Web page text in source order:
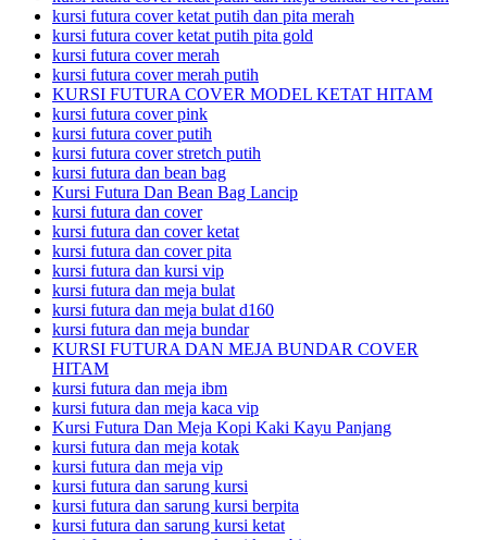
kursi futura cover ketat putih dan pita merah
kursi futura cover ketat putih pita gold
kursi futura cover merah
kursi futura cover merah putih
KURSI FUTURA COVER MODEL KETAT HITAM
kursi futura cover pink
kursi futura cover putih
kursi futura cover stretch putih
kursi futura dan bean bag
Kursi Futura Dan Bean Bag Lancip
kursi futura dan cover
kursi futura dan cover ketat
kursi futura dan cover pita
kursi futura dan kursi vip
kursi futura dan meja bulat
kursi futura dan meja bulat d160
kursi futura dan meja bundar
KURSI FUTURA DAN MEJA BUNDAR COVER
HITAM
kursi futura dan meja ibm
kursi futura dan meja kaca vip
Kursi Futura Dan Meja Kopi Kaki Kayu Panjang
kursi futura dan meja kotak
kursi futura dan meja vip
kursi futura dan sarung kursi
kursi futura dan sarung kursi berpita
kursi futura dan sarung kursi ketat